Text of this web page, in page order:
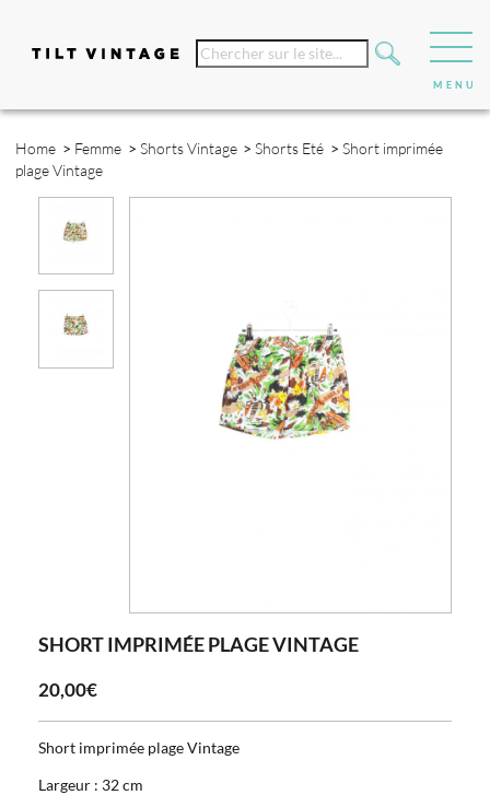
Home > Femme > Shorts Vintage >Shorts Eté >Short imprimée
plage Vintage
SHORT IMPRIMÉE PLAGE VINTAGE
20,00€
Short imprimée plage Vintage
Largeur : 32 cm